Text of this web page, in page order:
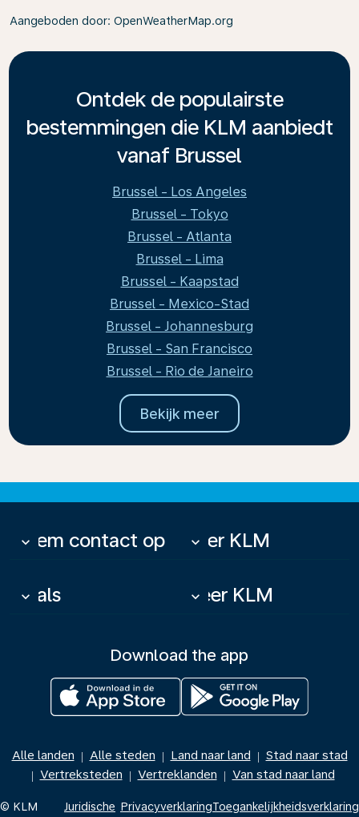
Aangeboden door: OpenWeatherMap.org
Ontdek de populairste
bestemmingen die KLM aanbiedt
vanaf Brussel
Brussel - Los Angeles
Brussel - Tokyo
Brussel - Atlanta
Brussel - Lima
Brussel - Kaapstad
Brussel - Mexico-Stad
Brussel - Johannesburg
Brussel - San Francisco
Brussel - Rio de Janeiro
Bekijk meer
Neem contact op
keyboard_arrow_down Over KLM
keyboard_arrow_down
Deals
keyboard_arrow_down Meer KLM
keyboard_arrow_down
Download the app
Alle landen | Alle steden | Land naar land | Stad naar stad
| Vertreksteden | Vertreklanden | Van stad naar land
© KLM Juridische PrivacyverklaringToegankelijkheidsverklaring